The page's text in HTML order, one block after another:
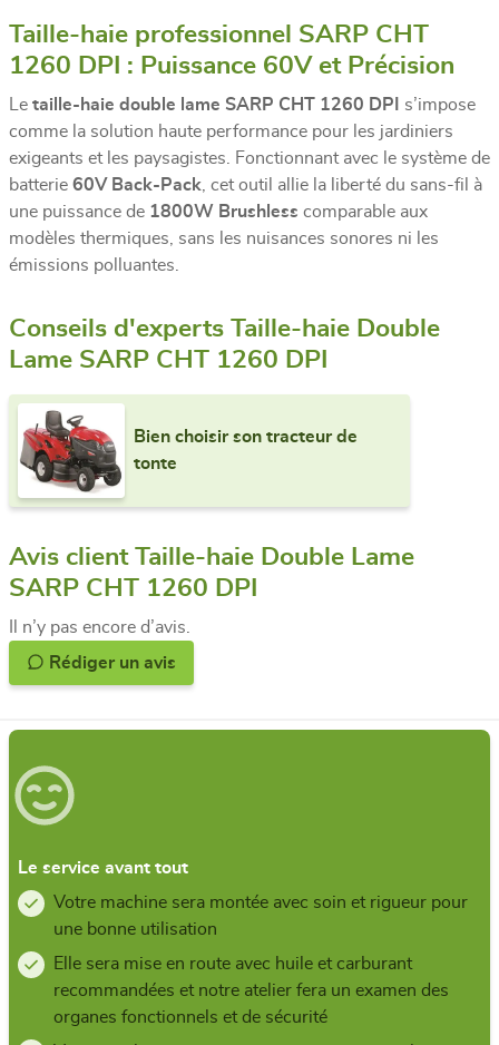
Taille-haie professionnel SARP CHT
1260 DPI : Puissance 60V et Précision
Le taille-haie double lame SARP CHT 1260 DPI
s’impose
comme la solution haute performance pour les jardiniers
exigeants et les paysagistes. Fonctionnant avec le système de
batterie 60V Back-Pack , cet outil allie la liberté du sans-fil à
une puissance de 1800W Brushless comparable aux
modèles thermiques, sans les nuisances sonores ni les
émissions polluantes.
Conseils d'experts Taille-haie Double
Lame SARP CHT 1260 DPI
Bien choisir son tracteur de
tonte
Avis client Taille-haie Double Lame
SARP CHT 1260 DPI
Il n’y pas encore d’avis.
Rédiger un avis
Le service avant tout
Votre machine sera montée avec soin et rigueur pour
une bonne utilisation
Elle sera mise en route avec huile et carburant
recommandées et notre atelier fera un examen des
organes fonctionnels et de sécurité